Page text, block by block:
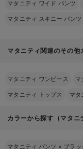
マタニティ ワイド パンツ
マタニティ スキニー パンツ
マタニティ関連のその他
マタニティ ワンピース マ
マタニティ トップス マタ
カラーから探す（マタニ
マタニティ パンツ × ブラッ